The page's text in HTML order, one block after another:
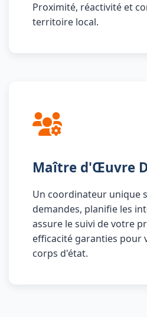
Proximité, réactivité et
territoire local.
Maître d'Œuvre
Un coordinateur unique
demandes, planifie les
assure le suivi de votre
efficacité garanties pour
corps d'état.